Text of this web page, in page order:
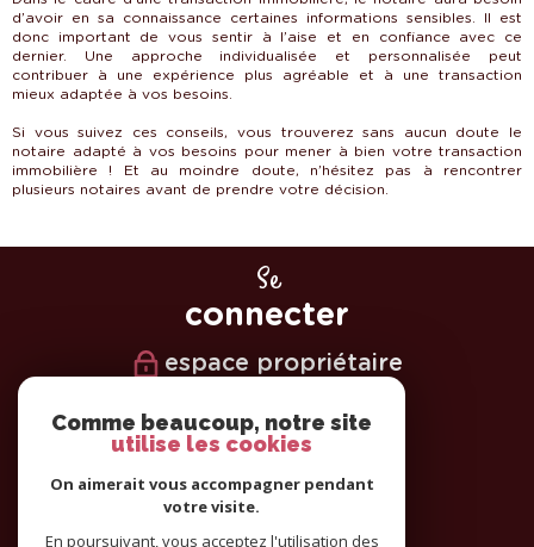
d’avoir en sa connaissance certaines informations sensibles. Il est
donc important de vous sentir à l’aise et en confiance avec ce
dernier. Une approche individualisée et personnalisée peut
contribuer à une expérience plus agréable et à une transaction
mieux adaptée à vos besoins.
Si vous suivez ces conseils, vous trouverez sans aucun doute le
notaire adapté à vos besoins pour mener à bien votre transaction
immobilière ! Et au moindre doute, n’hésitez pas à rencontrer
plusieurs notaires avant de prendre votre décision.
Se
connecter
espace propriétaire
Nous
suivre
Comme beaucoup, notre site
utilise les cookies
On aimerait vous accompagner pendant
votre visite.
En poursuivant, vous acceptez l'utilisation des